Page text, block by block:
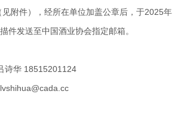
附件），经所在单位加盖公章后，于2025年
件发送至中国酒业协会指定邮箱。
华 18515201124